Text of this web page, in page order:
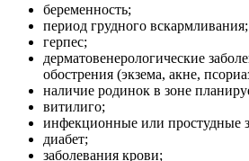
беременность;
период грудного вскармливания;
герпес;
дерматовенерологические
обострения (экзема, акне,
наличие родинок в зоне
витилиго;
инфекционные или простудные
диабет;
заболевания крови;